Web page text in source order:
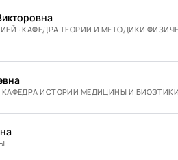
· КАФЕДРА ТЕОРИИ И МЕТОДИКИ
КАФЕДРА ИСТОРИИ МЕДИЦИНЫ И